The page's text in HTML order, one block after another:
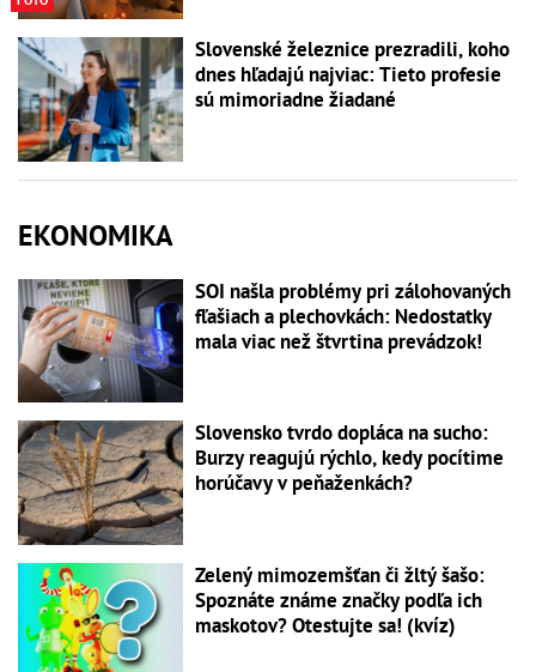
Slovenské železnice prezradili, koho
dnes hľadajú najviac: Tieto profesie
sú mimoriadne žiadané
EKONOMIKA
SOI našla problémy pri zálohovaných
fľašiach a plechovkách: Nedostatky
mala viac než štvrtina prevádzok!
Slovensko tvrdo dopláca na sucho:
Burzy reagujú rýchlo, kedy pocítime
horúčavy v peňaženkách?
Zelený mimozemšťan či žltý šašo:
Spoznáte známe značky podľa ich
maskotov? Otestujte sa! (kvíz)